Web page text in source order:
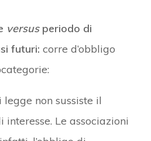
versusperiodo di
futuri: corre d’obbligo
legge non sussiste il
Le associazioni